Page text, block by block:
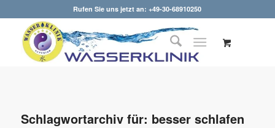
Rufen Sie uns jetzt an: +49-30-68910250
Schlagwortarchiv für: besser schlafen